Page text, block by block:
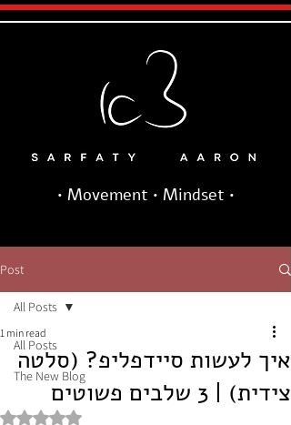
• Movement • Mindset •
Post
All Posts
The New Blog
All Posts
איך לעשות סיידפליפ? (סלטה
צידית) | 3 שלבים פשוטים
1 min read
Rated NaN out of 5 stars.